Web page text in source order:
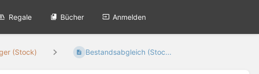
Regale Bücher Anmelden
(Stock) Bestandsabgleich (Stoc...